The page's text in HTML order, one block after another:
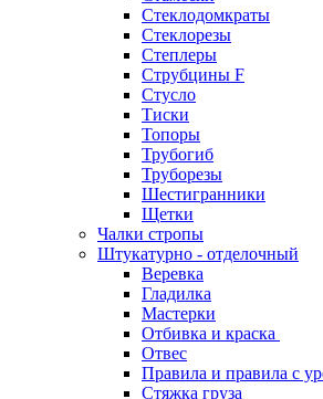
Стеклодомкраты
Стеклорезы
Степлеры
Струбцины F
Стусло
Тиски
Топоры
Трубогиб
Труборезы
Шестигранники
Щетки
Чалки стропы
Штукатурно - отделочный
Веревка
Гладилка
Мастерки
Отбивка и краска
Отвес
Правила и правила с
Стяжка груза